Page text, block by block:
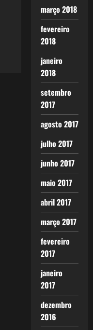
março 2018
fevereiro
2018
janeiro
2018
setembro
2017
agosto 2017
julho 2017
junho 2017
maio 2017
abril 2017
março 2017
fevereiro
2017
janeiro
2017
dezembro
2016